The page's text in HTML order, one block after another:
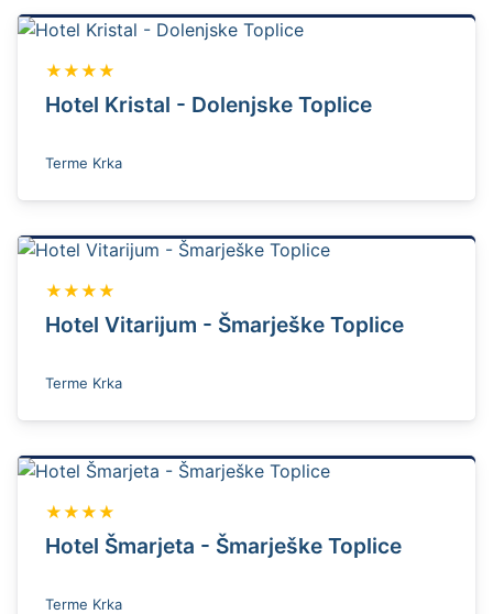
★★★★
Hotel Kristal - Dolenjske Toplice
Terme Krka
★★★★
Hotel Vitarijum - Šmarješke Toplice
Terme Krka
★★★★
Hotel Šmarjeta - Šmarješke Toplice
Terme Krka